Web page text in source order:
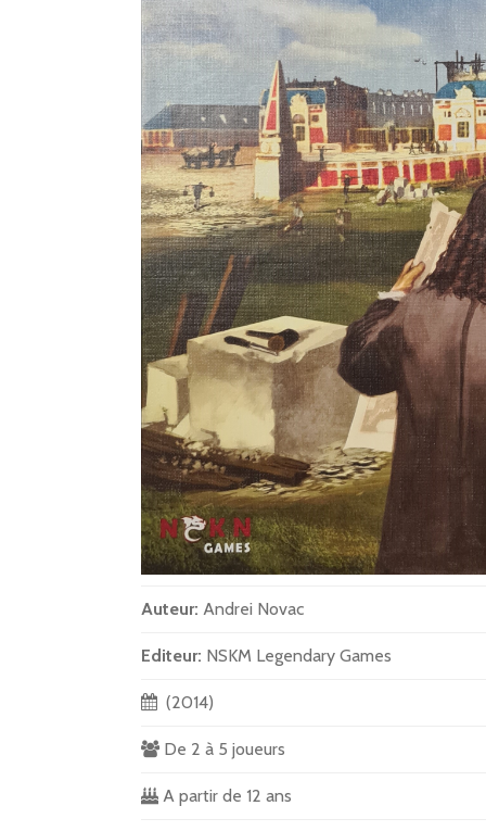
Auteur: Andrei Novac
Editeur: NSKM Legendary Games
(2014)
De 2 à 5 joueurs
A partir de 12 ans